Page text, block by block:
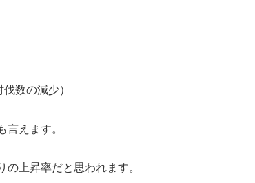
数の減少）
えます。
上昇率だと思われます。